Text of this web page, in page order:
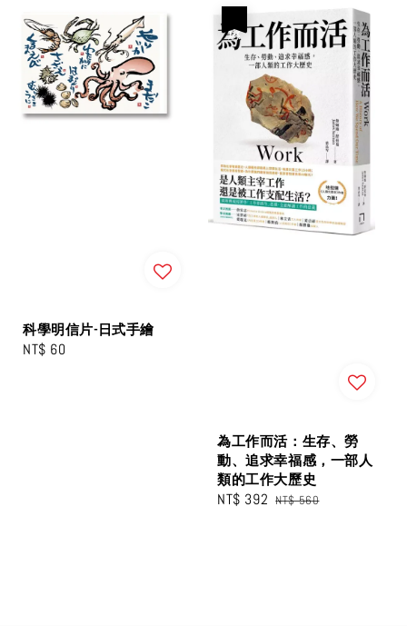
科學明信片-日式手繪
Regular
NT$ 60
為工作而活：生存、勞
動、追求幸福感，一部人
類的工作大歷史
Sale
NT$ 392 Regular
NT$ 560